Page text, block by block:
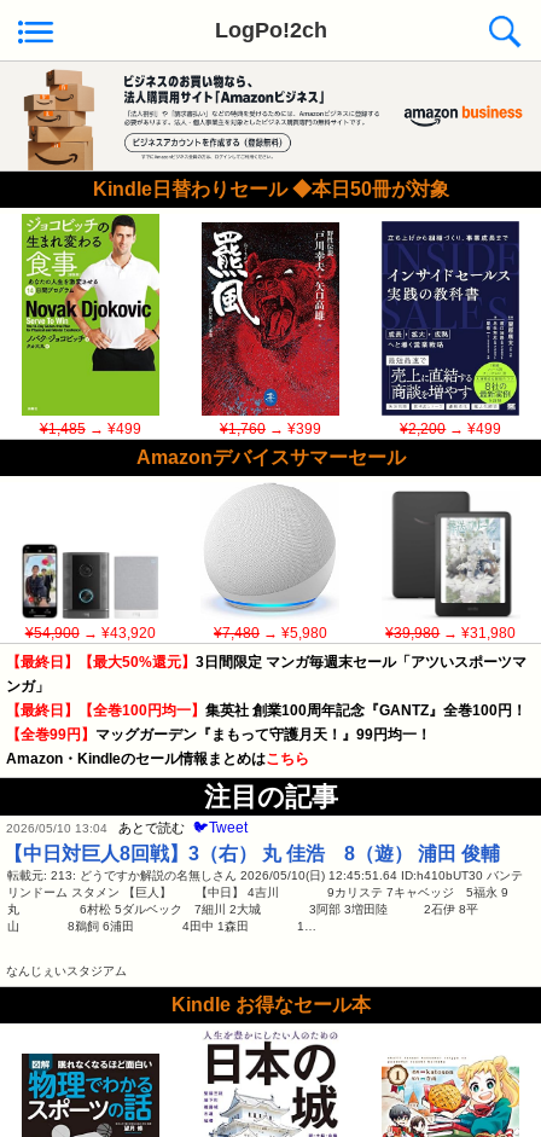
LogPo!2ch
Kindle日替わりセール ◆本日50冊が対象
¥1,485→ ¥499 ¥1,760→ ¥399 ¥2,200→ ¥499
Amazonデバイスサマーセール
¥54,900→ ¥43,920 ¥7,480→ ¥5,980 ¥39,980→ ¥31,980
【最終日】【最大50%還元】 3日間限定 マンガ毎週末セール「アツいスポーツマ
ンガ」
【最終日】【全巻100円均一】 集英社 創業100周年記念『GANTZ』全巻100円！
【全巻99円】 マッグガーデン『まもって守護月天！』99円均一！
Amazon・Kindleのセール情報まとめはこちら
注目の記事
2026/05/10 13:04 あとで読む 🐦Tweet
【中日対巨人8回戦】3（右） 丸 佳浩 8（遊） 浦田 俊輔
転載元: 213: どうですか解説の名無しさん 2026/05/10(日) 12:45:51.64 ID:h410bUT30 バンテ
リンドーム スタメン 【巨人】 【中日】 4吉川 9カリステ 7キャベッジ 5福永 9
丸 6村松 5ダルベック 7細川 2大城 3阿部 3増田陸 2石伊 8平
山 8鵜飼 6浦田 4田中 1森田 1…
なんじぇいスタジアム
Kindle お得なセール本